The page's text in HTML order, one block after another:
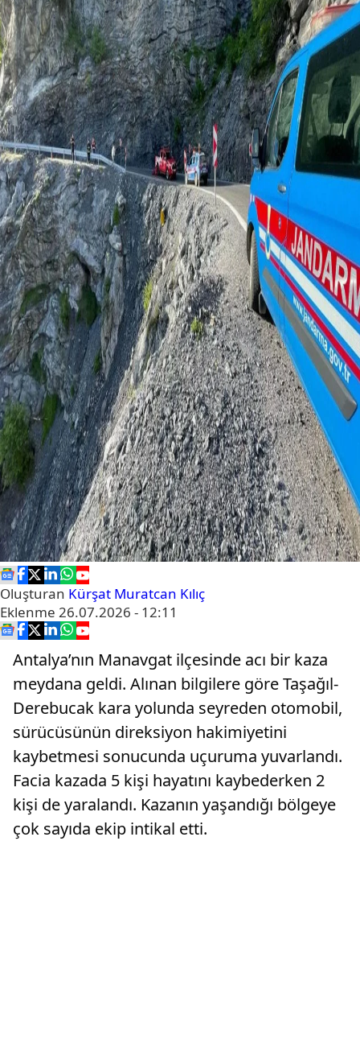
Oluşturan Kürşat Muratcan Kılıç
Eklenme 26.07.2026 - 12:11
Antalya’nın Manavgat ilçesinde acı bir kaza
meydana geldi. Alınan bilgilere göre Taşağıl-
Derebucak kara yolunda seyreden otomobil,
sürücüsünün direksiyon hakimiyetini
kaybetmesi sonucunda uçuruma yuvarlandı.
Facia kazada 5 kişi hayatını kaybederken 2
kişi de yaralandı. Kazanın yaşandığı bölgeye
çok sayıda ekip intikal etti.